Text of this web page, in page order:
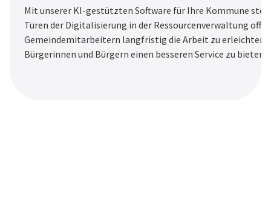
Mit unserer KI-gestützten Software für Ihre Kommune
Türen der Digitalisierung in der Ressourcenverwaltung
Gemeindemitarbeitern langfristig die Arbeit zu erleichtern
Bürgerinnen und Bürgern einen besseren Service zu bieten.